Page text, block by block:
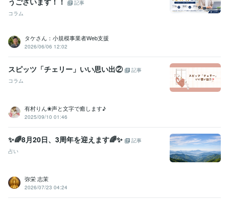
記事
コラム
タケさん：小規模事業者Web支援
2026/06/06 12:02
スピッツ「チェリー」いい思い出②
記事
コラム
有村りん❀声と文字で癒します♪
2025/09/10 01:46
✨🌈8月20日、3周年を迎えます🌈✨
記事
占い
弥栄 志茉
2026/07/23 04:24